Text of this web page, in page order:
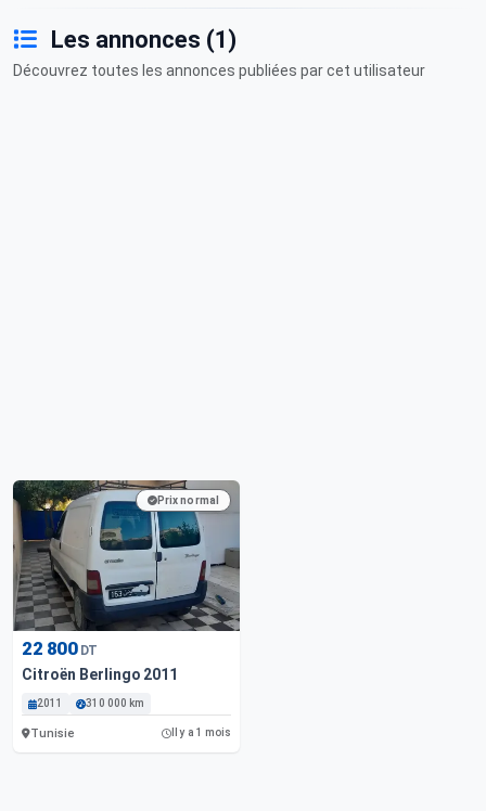
Les annonces (1)
Découvrez toutes les annonces publiées par cet utilisateur
Prix normal
22 800 DT
Citroën Berlingo 2011
2011 310 000 km
Tunisie Il y a 1 mois